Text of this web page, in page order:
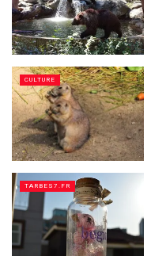
CULTURE
TARBES7.FR